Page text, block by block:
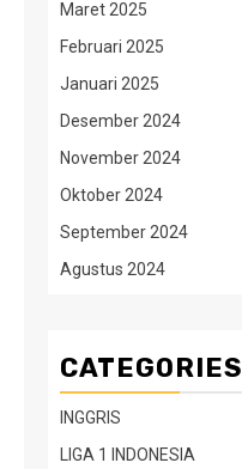
Maret 2025
Februari 2025
Januari 2025
Desember 2024
November 2024
Oktober 2024
September 2024
Agustus 2024
CATEGORIES
INGGRIS
LIGA 1 INDONESIA